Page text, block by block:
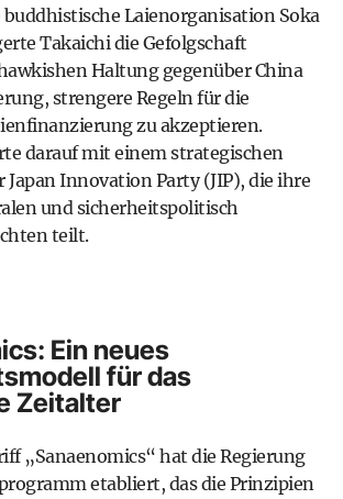
Laienorganisation Soka
Takaichi die Gefolgschaft
Haltung gegenüber China
strengere Regeln für die
zu akzeptieren.
darauf mit einem strategischen
Innovation Party (JIP), die ihre
und sicherheitspolitisch
teilt.
Ein neues
für das
Zeitalter
„Sanaenomics“ hat die Regierung
etabliert, das die Prinzipien